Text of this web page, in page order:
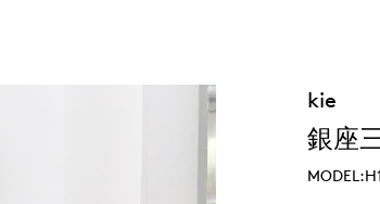
kie
銀座